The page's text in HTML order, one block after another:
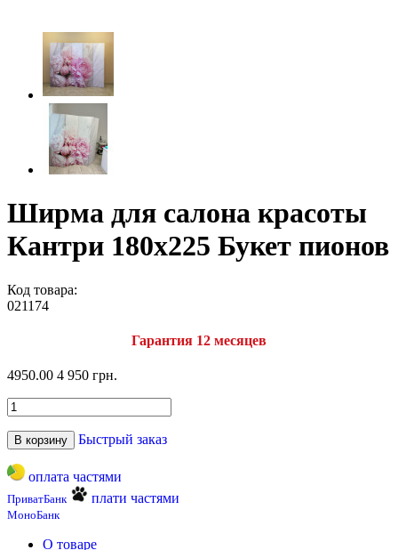
Ширма для салона красоты
Кантри 180х225 Букет пионов
Код товара:
021174
Гарантия 12 месяцев
4950.00 4 950 грн.
В корзину Быстрый заказ
оплата частями
ПриватБанк плати частями
МоноБанк
О товаре